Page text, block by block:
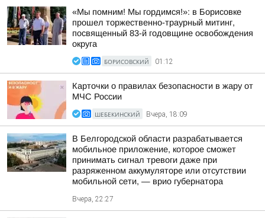
«Мы помним! Мы гордимся!»: в Борисовке
прошел торжественно-траурный митинг,
посвященный 83-й годовщине освобождения
округа
БОРИСОВСКИЙ 01:12
Карточки о правилах безопасности в жару от
МЧС России
ШЕБЕКИНСКИЙ Вчера, 18:09
В Белгородской области разрабатывается
мобильное приложение, которое сможет
принимать сигнал тревоги даже при
разряженном аккумуляторе или отсутствии
мобильной сети, — врио губернатора
Вчера, 22:27